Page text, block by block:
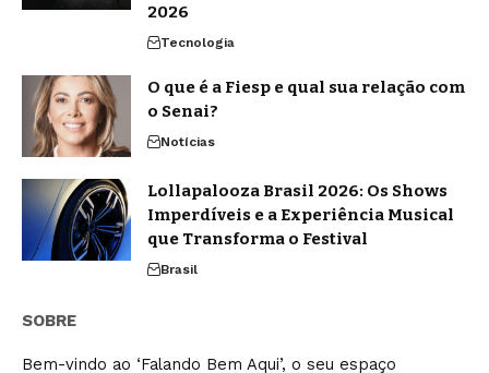
2026
Tecnologia
O que é a Fiesp e qual sua relação com
o Senai?
Notícias
Lollapalooza Brasil 2026: Os Shows
Imperdíveis e a Experiência Musical
que Transforma o Festival
Brasil
SOBRE
Bem-vindo ao ‘Falando Bem Aqui’, o seu espaço